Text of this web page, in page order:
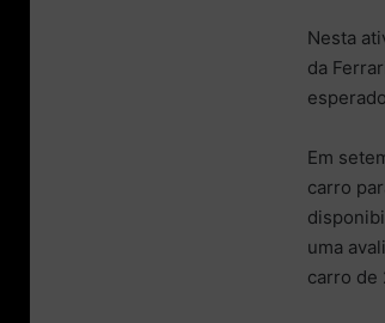
Nesta
da
Em
carro
uma
carro de